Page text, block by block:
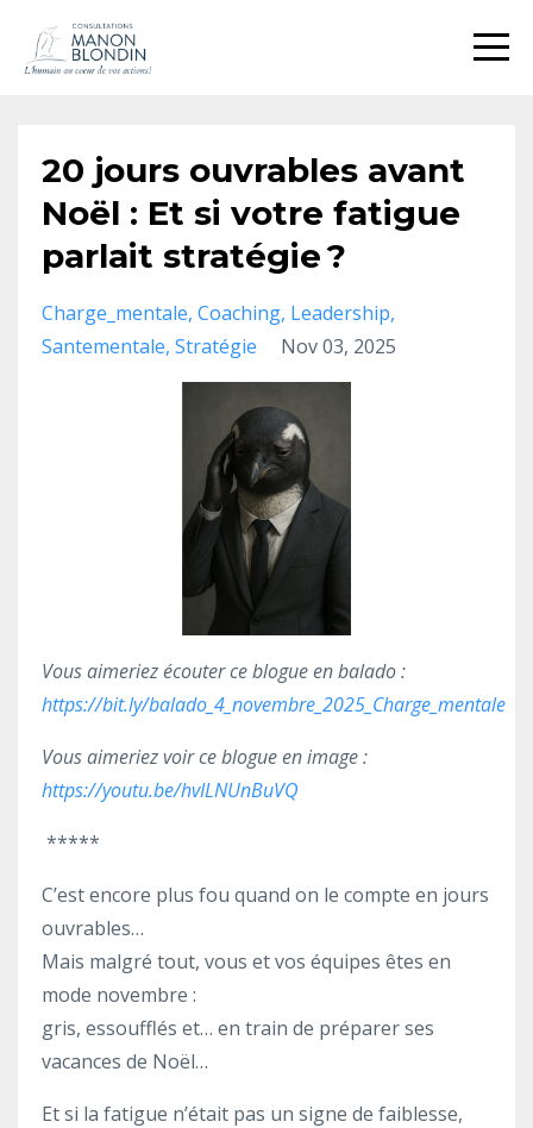
20 jours ouvrables avant
Noël : Et si votre fatigue
parlait stratégie ?
Charge_mentale Coaching Leadership
Santementale Stratégie Nov 03, 2025
Vous aimeriez écouter ce blogue en balado :
https://bit.ly/balado_4_novembre_2025_Charge_mentale
Vous aimeriez voir ce blogue en image :
https://youtu.be/hvILNUnBuVQ
*****
C’est encore plus fou quand on le compte en jours
ouvrables…
Mais malgré tout, vous et vos équipes êtes en
mode novembre :
gris, essoufflés et… en train de préparer ses
vacances de Noël…
Et si la fatigue n’était pas un signe de faiblesse,